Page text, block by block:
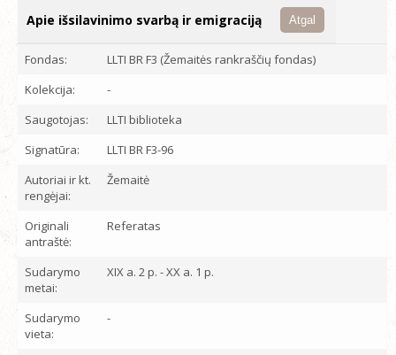
Apie išsilavinimo svarbą ir emigraciją Atgal
Fondas:
LLTI BR F3 (Žemaitės rankraščių fondas)
Kolekcija:
-
Saugotojas:
LLTI biblioteka
Signatūra:
LLTI BR F3-96
Autoriai ir kt.
rengėjai:
Žemaitė
Originali
antraštė:
Referatas
Sudarymo
metai:
XIX a. 2 p. - XX a. 1 p.
Sudarymo
vieta:
-